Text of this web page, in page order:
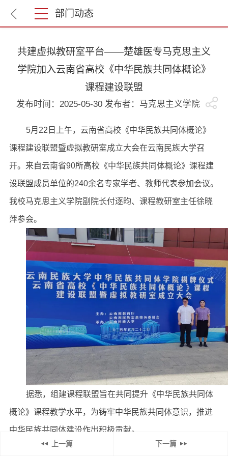
部门动态
共建虚拟教研室平台——楚雄医专马克思主义
学院加入云南省高校《中华民族共同体概论》
课程建设联盟
发布时间：2025-05-30 发布者：马克思主义学院
5月22日上午，云南省高校《中华民族共同体概论》
课程建设联盟暨虚拟教研室成立大会在云南民族大学召
开。来自云南省90所高校《中华民族共同体概论》课程建
设联盟成员单位的240余名专家学者、教师代表参加会议。
我校马克思主义学院副院长付逐昀、课程教研室主任徐晓
萍参会。
据悉，组建课程联盟旨在共同提升《中华民族共同体
概论》课程教学水平，为铸牢中华民族共同体意识，推进
中华民族共同体建设作出积极贡献。
马克思主义学院自2024年春季学期开设《中华民族共
上一篇 下一篇